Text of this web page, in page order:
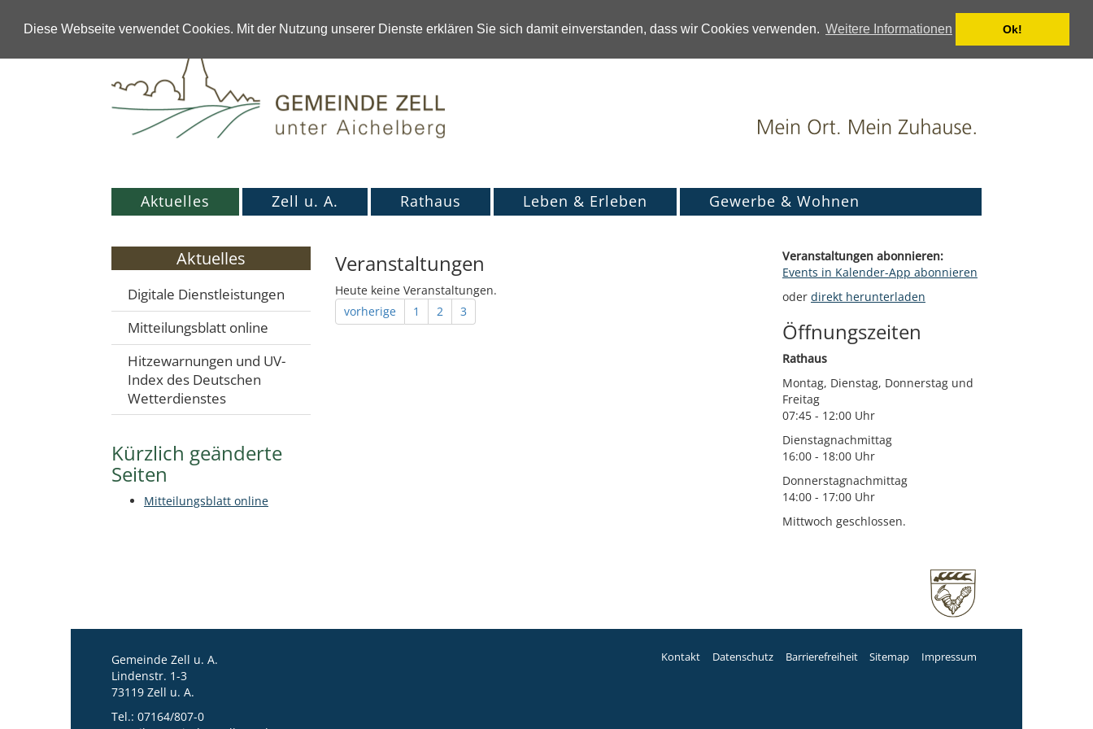
Diese Webseite verwendet Cookies. Mit der Nutzung unserer Dienste erklären Sie sich damit einverstanden, dass wir Cookies verwenden. Weitere Informationen Ok!
Aktuelles Zell u. A. Rathaus Leben & Erleben Gewerbe & Wohnen
Veranstaltungen
Heute keine Veranstaltungen.
vorherige
1 2 3
Veranstaltungen abonnieren:
Events in Kalender-App abonnieren
oder direkt herunterladen
Öffnungszeiten
Rathaus
Montag, Dienstag, Donnerstag und
Freitag
07:45 - 12:00 Uhr
Dienstagnachmittag
16:00 - 18:00 Uhr
Donnerstagnachmittag
14:00 - 17:00 Uhr
Mittwoch geschlossen.
Aktuelles
Digitale Dienstleistungen
Mitteilungsblatt online
Hitzewarnungen und UV-
Index des Deutschen
Wetterdienstes
Kürzlich geänderte
Seiten
Mitteilungsblatt online
Gemeinde Zell u. A.
Lindenstr. 1-3
73119 Zell u. A.
Tel.: 07164/807-0
Kontakt Datenschutz Barrierefreiheit Sitemap Impressum